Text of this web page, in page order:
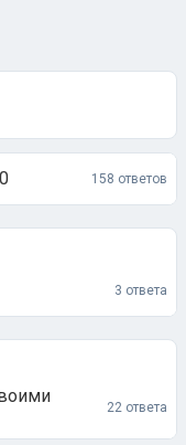
158 ответов
3 ответа
22 ответа